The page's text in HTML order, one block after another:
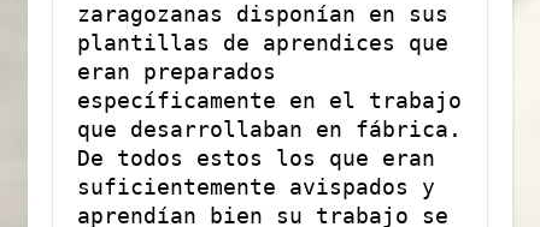
zaragozanas disponían en sus
plantillas de aprendices que
eran preparados
específicamente en el trabajo
que desarrollaban en fábrica.
De todos estos los que eran
suficientemente avispados y
aprendían bien su trabajo se